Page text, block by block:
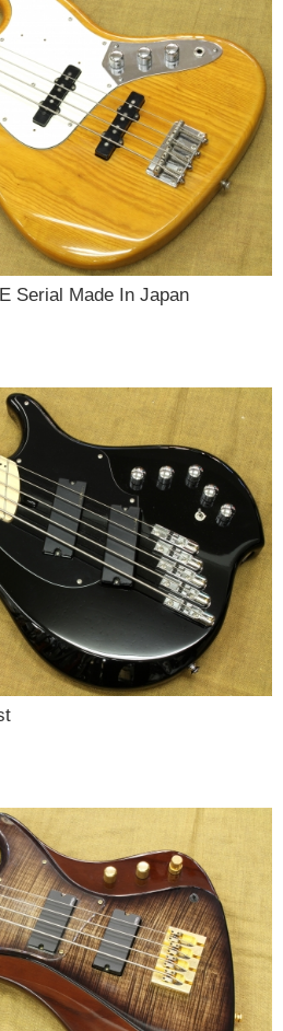
Serial Made In Japan